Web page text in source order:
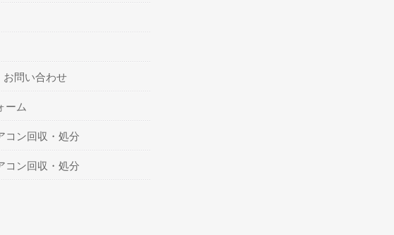
お問い合わせ
ーム
コン回収・処分
コン回収・処分